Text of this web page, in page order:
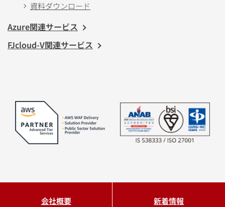
資料ダウンロード
Azure関連サービス
FJcloud-V関連サービス
会社概要 新着情報